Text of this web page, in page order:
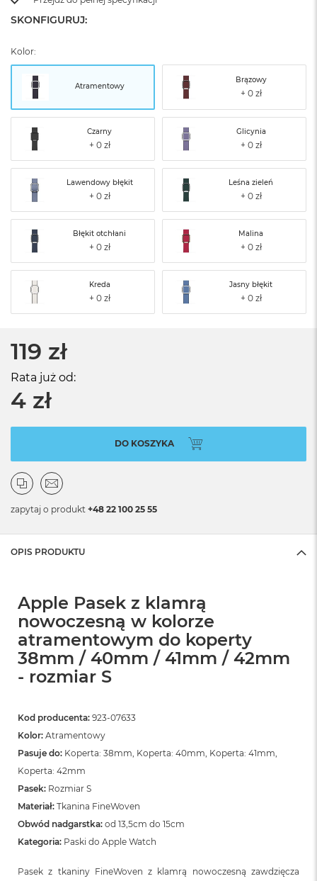
SKONFIGURUJ:
Kolor:
Atramentowy
Brązowy
Czarny Glicynia
Lawendowy błękit Leśna zieleń
Błękit otchłani Malina
Kreda Jasny błękit
119 zł
Rata już od:
4 zł
DO KOSZYKA
zapytaj o produkt +48 22 100 25 55
OPIS PRODUKTU
Apple Pasek z klamrą
nowoczesną w kolorze
atramentowym do koperty
38mm / 40mm / 41mm / 42mm
- rozmiar S
Kod producenta: 923-07633
Kolor: Atramentowy
Pasuje do: Koperta: 38mm, Koperta: 40mm, Koperta: 41mm,
Koperta: 42mm
Pasek: Rozmiar S
Materiał: Tkanina FineWoven
Obwód nadgarstka: od 13,5cm do 15cm
Kategoria: Paski do Apple Watch
Pasek z tkaniny FineWoven z klamrą nowoczesną zawdzięcza